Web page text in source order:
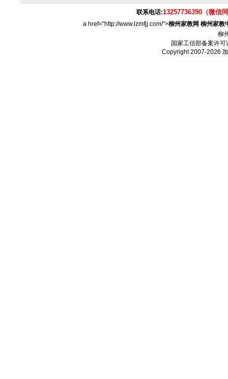
联系电话:13257736390（微信
a href="http://www.lzmfjj.com/">柳州家教网 柳州家教
柳
国家工信部备案许可
Copyright 2007-2026